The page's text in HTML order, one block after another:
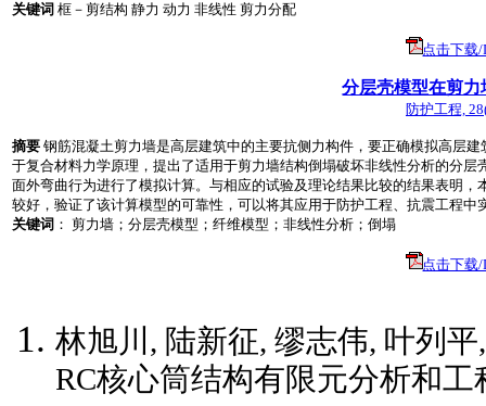
关键词 框－剪结构 静力 动力 非线性 剪力分配
点击下载/
分层壳模型在剪
防护工程,
摘要 钢筋混凝土剪力墙是高层建筑中的主要抗侧力构件，要正确模拟高层
于复合材料力学原理，提出了适用于剪力墙结构倒塌破坏非线性分析的分
面外弯曲行为进行了模拟计算。与相应的试验及理论结果比较的结果表明
较好，验证了该计算模型的可靠性，可以将其应用于防护工程、抗震工程中
关键词 ： 剪力墙；分层壳模型；纤维模型；非线性分析；倒塌
点击下载/
林旭川, 陆新征, 缪志伟, 叶列
RC核心筒结构有限元分析和